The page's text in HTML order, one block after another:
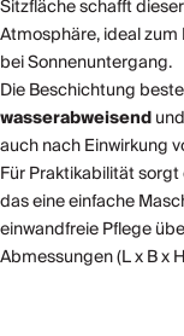
Sitzfläche schafft
Atmosphäre, ideal
bei Sonnenuntergang.
Die Beschichtung
wasserabweisend
auch nach Einwirkung
Für Praktikabilität
das eine einfache
einwandfreie Pflege
Abmessungen (L x B x